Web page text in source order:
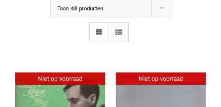
Toon 48 producten
Niet op voorraad Niet op voorraad